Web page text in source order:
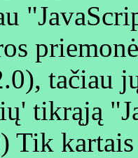
tačiau
tikrąją
Tik